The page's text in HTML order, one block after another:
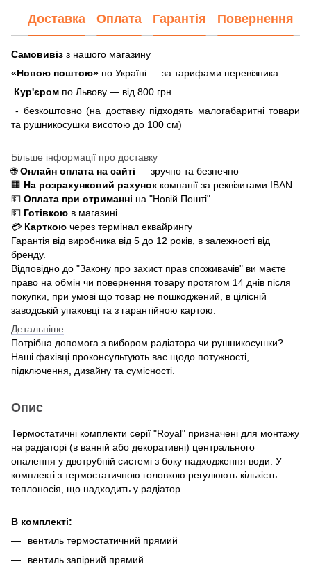
Доставка Оплата Гарантія Повернення
Самовивіз з нашого магазину
«Новою поштою» по Україні — за тарифами перевізника.
Кур'єром по Львову — від 800 грн.
- безкоштовно (на доставку підходять малогабаритні товари
та рушникосушки висотою до 100 см)
Більше інформації про доставку
🌐Онлайн оплата на сайті — зручно та безпечно
🏢 На розрахунковий рахунок компанії за реквізитами IBAN
💵 Оплата при отриманні на "Новій Пошті"
💵 Готівкою в магазині
💳 Карткою через термінал еквайрингу
Гарантія від виробника від 5 до 12 років, в залежності від
бренду.
Відповідно до "Закону про захист прав споживачів" ви маєте
право на обмін чи повернення товару протягом 14 днів після
покупки, при умові що товар не пошкоджений, в цілісній
заводській упаковці та з гарантійною картою.
Детальніше
Потрібна допомога з вибором радіатора чи рушникосушки?
Наші фахівці проконсультують вас щодо потужності,
підключення, дизайну та сумісності.
Опис
Термостатичні комплекти серії "Royal" призначені для монтажу
на радіаторі (в ванній або декоративні) центрального
опалення у двотрубній системі з боку надходження води. У
комплекті з термостатичною головкою регулюють кількість
теплоносія, що надходить у радіатор.
В комплекті:
вентиль термостатичний прямий
вентиль запірний прямий